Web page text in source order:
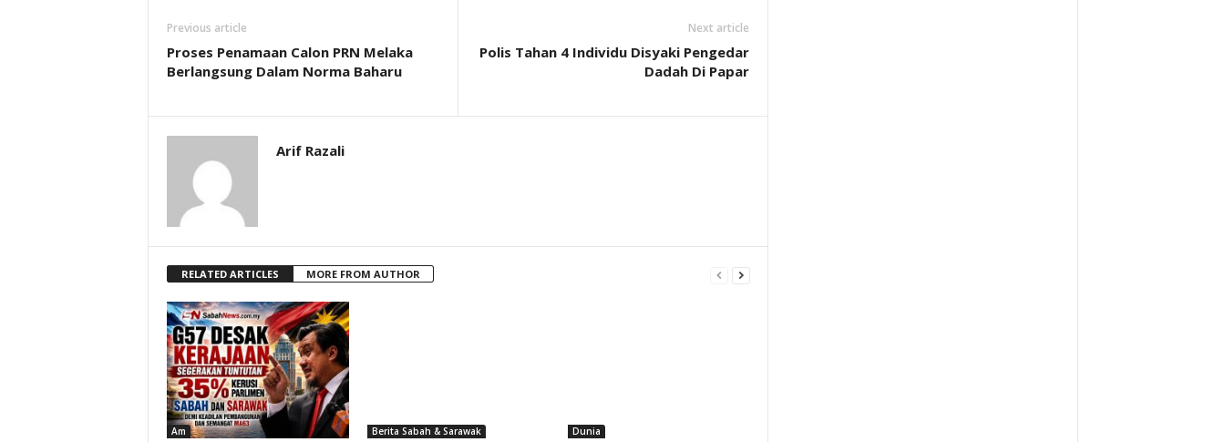
Previous article
Proses Penamaan Calon PRN Melaka
Berlangsung Dalam Norma Baharu
Next article
Polis Tahan 4 Individu Disyaki Pengedar
Dadah Di Papar
Arif Razali
RELATED ARTICLES MORE FROM AUTHOR
Am Berita Sabah & Sarawak Dunia